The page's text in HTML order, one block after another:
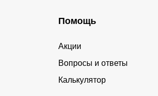
Помощь
Акции
Вопросы и ответы
Калькулятор